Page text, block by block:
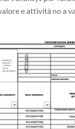
e attività no a